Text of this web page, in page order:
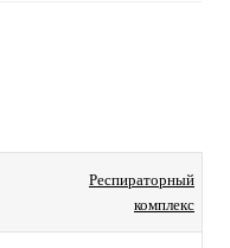
Респираторный
комплекс